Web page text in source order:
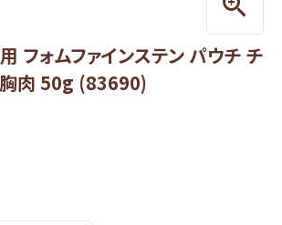
フォムファインステン パウチ チ
胸肉 50g (83690)